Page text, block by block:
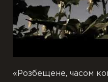
«Розбещене, часом